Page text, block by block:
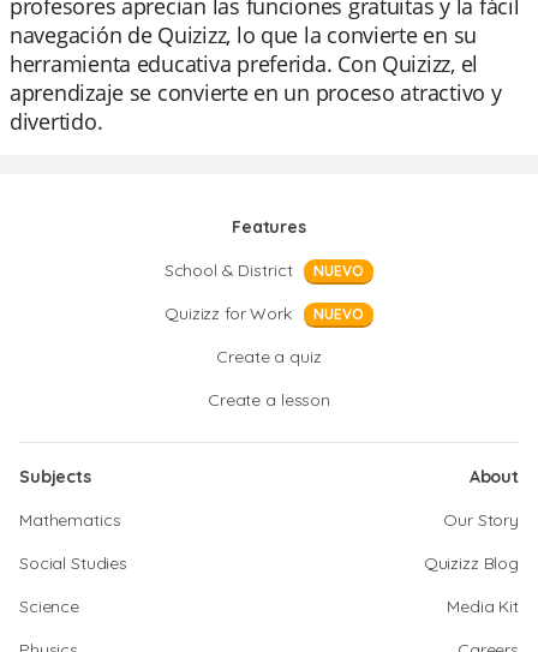
profesores aprecian las funciones gratuitas y la fácil
navegación de Quizizz, lo que la convierte en su
herramienta educativa preferida. Con Quizizz, el
aprendizaje se convierte en un proceso atractivo y
divertido.
Features
School & District
NUEVO
Quizizz for Work NUEVO
Create a quiz
Create a lesson
Subjects
Mathematics
Social Studies
Science
About
Our Story
Quizizz Blog
Media Kit